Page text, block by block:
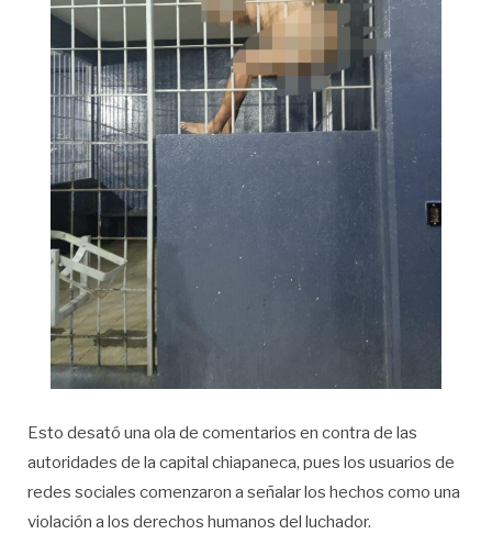
Esto desató una ola de comentarios en contra de las
autoridades de la capital chiapaneca, pues los usuarios de
redes sociales comenzaron a señalar los hechos como una
violación a los derechos humanos del luchador.